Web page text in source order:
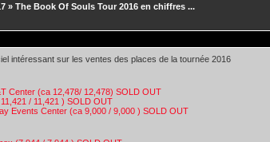
» The Book Of Souls Tour 2016 en chiffres ...
intéressant sur les ventes des places de la tournée 2016
Center (ca 12,478/ 12,478) SOLD OUT
/ 11,421 ) SOLD OUT
Events Center (ca 9,000 / 9,000 ) SOLD OUT